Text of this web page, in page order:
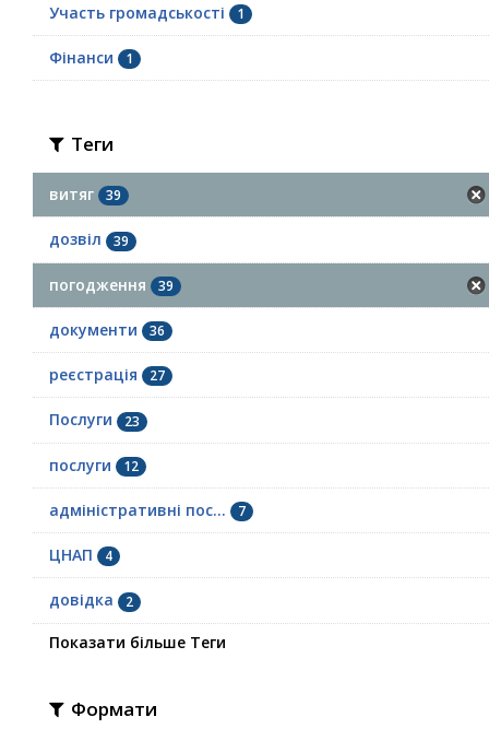
Участь громадськості 1
Фінанси 1
Теги
витяг 39
дозвіл 39
погодження 39
документи 36
реєстрація 27
Послуги 23
послуги 12
адміністративні пос... 7
ЦНАП 4
довідка 2
Показати більше Теги
Формати